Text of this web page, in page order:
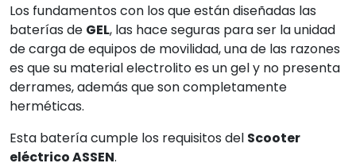
Los fundamentos con los que están diseñadas las
baterías de GEL, las hace seguras para ser la unidad
de carga de equipos de movilidad, una de las razones
es que su material electrolito es un gel y no presenta
derrames, además que son completamente
herméticas.
Esta batería cumple los requisitos del Scooter
eléctrico ASSEN.